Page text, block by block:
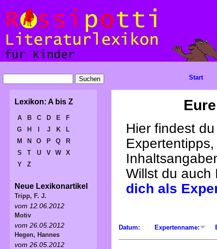
Hier findest
Willst du
dich als
Datum: Expertenname:
Start
Lexikon: A bis Z
A B C D E
F
G
H J K
L
M
N O P Q
R
S
T U V W
X
Y
Z
Neue Lexikonartikel
Tripp, F. J.
vom 12.06.2012
Motiv
vom 26.05.2012
Hegen, Hannes
vom 26.05.2012